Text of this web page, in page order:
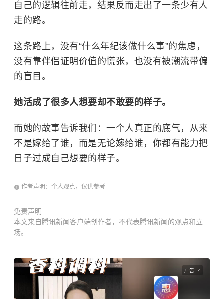
自己的逻辑往前走，结果反而走出了一条少有人
走的路。
这条路上，没有“什么年纪该做什么事”的焦虑，
没有靠伴侣证明价值的慌张，也没有被潮流带偏
的盲目。
她活成了很多人想要却不敢要的样子。
而她的故事告诉我们：一个人真正的底气，从来
不是嫁给了谁，而是无论嫁给谁，你都有能力把
日子过成自己想要的样子。
作者声明：个人观点，仅供参考
免责声明
本文来自腾讯新闻客户端创作者，不代表腾讯新闻的观点和立
场。
广告